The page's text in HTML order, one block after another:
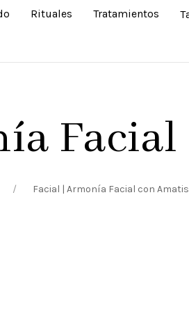
Rituales Tratamientos
Facial | Armonía Facial con